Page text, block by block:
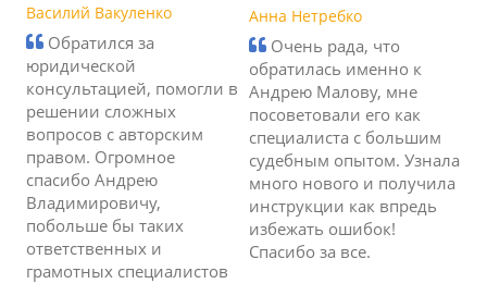
Василий Вакуленко
Обратился за
юридической
консультацией, помогли в
решении сложных
вопросов с авторским
правом. Огромное
спасибо Андрею
Владимировичу,
побольше бы таких
ответственных и
грамотных специалистов
Анна Нетребко
Очень рада, что
обратилась именно к
Андрею Малову, мне
посоветовали его как
специалиста с большим
судебным опытом. Узнала
много нового и получила
инструкции как впредь
избежать ошибок!
Спасибо за все.